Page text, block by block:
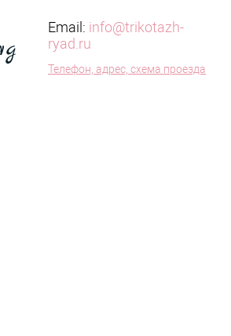
Email: info@trikotazh-
ryad.ru
Телефон, адрес, схема проезда